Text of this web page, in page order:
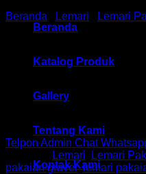
Beranda
Katalog Produk
Gallery
Tentang Kami
Kontak Kami
Beranda Lemari Lemari
Telpon Admin Chat
Lemari Lemari
pakaian graver,lemari